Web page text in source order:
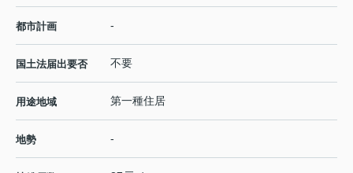
都市計画 -
国土法届出要否 不要
用途地域 第一種住居
地勢 -